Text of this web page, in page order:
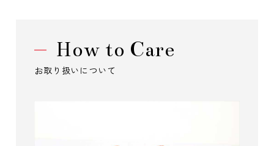
How to Care
お取り扱いについて